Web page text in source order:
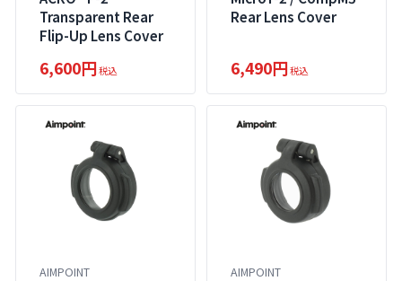
Transparent Rear
Flip-Up Lens Cover
6,600円税込
Rear Lens Cover
6,490円税込
AIMPOINT AIMPOINT